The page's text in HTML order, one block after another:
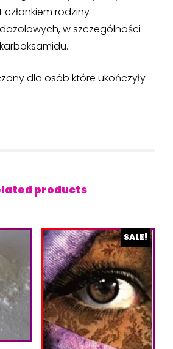
rodziny
w szczególności
dla osób które ukończyły
products
SALE!